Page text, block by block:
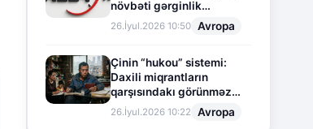
növbəti gərginlik
mərhələsi
26.İyul.2026 10:50 Avropa
Çinin “hukou” sistemi:
Daxili miqrantların
qarşısındakı görünməz
sədd
26.İyul.2026 10:22 Avropa